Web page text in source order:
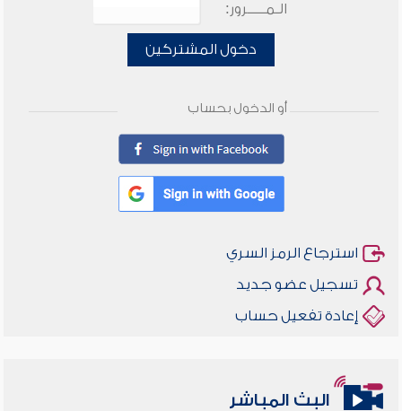
الـمـــــرور:
دخول المشتركين
أو الدخول بحساب
استرجاع الرمز السري
تسجيل عضو جديد
إعادة تفعيل حساب
البث المباشر